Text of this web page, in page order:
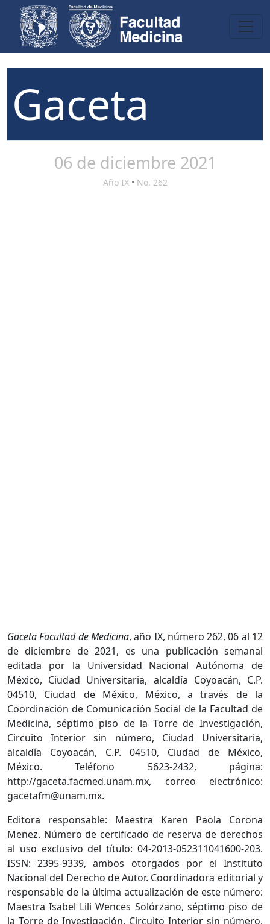
Gaceta
06 de diciembre 2021
Año IX • No. 262
Gaceta Facultad de Medicina, año IX, número 262, 06 al 12
de diciembre de 2021, es una publicación semanal
editada por la Universidad Nacional Autónoma de
México, Ciudad Universitaria, alcaldía Coyoacán, C.P.
04510, Ciudad de México, México, a través de la
Coordinación de Comunicación Social de la Facultad de
Medicina, séptimo piso de la Torre de Investigación,
Circuito Interior sin número, Ciudad Universitaria,
alcaldía Coyoacán, C.P. 04510, Ciudad de México,
México. Teléfono 5623-2432, página:
http://gaceta.facmed.unam.mx, correo electrónico:
gacetafm@unam.mx.
Editora responsable: Maestra Karen Paola Corona
Menez. Número de certificado de reserva de derechos
al uso exclusivo del título: 04-2013-052311041600-203.
ISSN: 2395-9339, ambos otorgados por el Instituto
Nacional del Derecho de Autor. Coordinadora editorial y
responsable de la última actualización de este número:
Maestra Isabel Lili Wences Solórzano, séptimo piso de
la Torre de Investigación, Circuito Interior sin número,